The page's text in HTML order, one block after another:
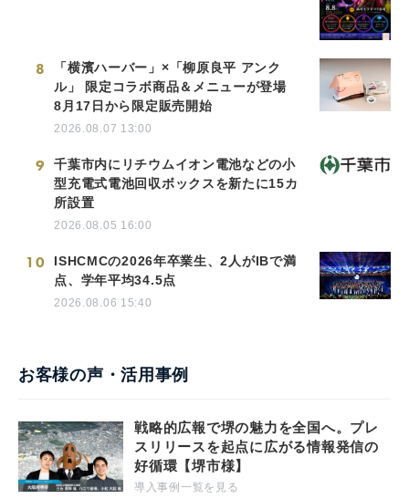
8
「横濱ハーバー」×「柳原良平 アンク
ル」 限定コラボ商品＆メニューが登場
8月17日から限定販売開始
2026.08.07 13:00
9
千葉市内にリチウムイオン電池などの小
型充電式電池回収ボックスを新たに15カ
所設置
2026.08.05 16:00
10
ISHCMCの2026年卒業生、2人がIBで満
点、学年平均34.5点
2026.08.06 15:40
お客様の声・活用事例
戦略的広報で堺の魅力を全国へ。プレ
スリリースを起点に広がる情報発信の
好循環【堺市様】
導入事例一覧を見る